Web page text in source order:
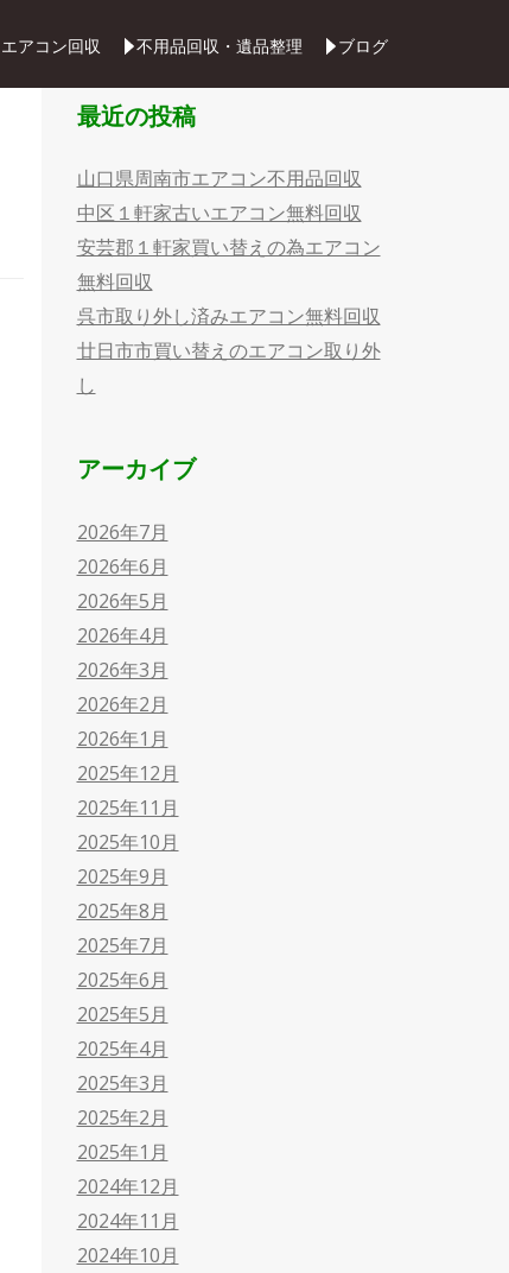
エアコン回収 不用品回収・遺品整理 ブログ
最近の投稿
山口県周南市エアコン不用品回収
中区１軒家古いエアコン無料回収
安芸郡１軒家買い替えの為エアコン
無料回収
呉市取り外し済みエアコン無料回収
廿日市市買い替えのエアコン取り外
し
アーカイブ
2026年7月
2026年6月
2026年5月
2026年4月
2026年3月
2026年2月
2026年1月
2025年12月
2025年11月
2025年10月
2025年9月
2025年8月
2025年7月
2025年6月
2025年5月
2025年4月
2025年3月
2025年2月
2025年1月
2024年12月
2024年11月
2024年10月